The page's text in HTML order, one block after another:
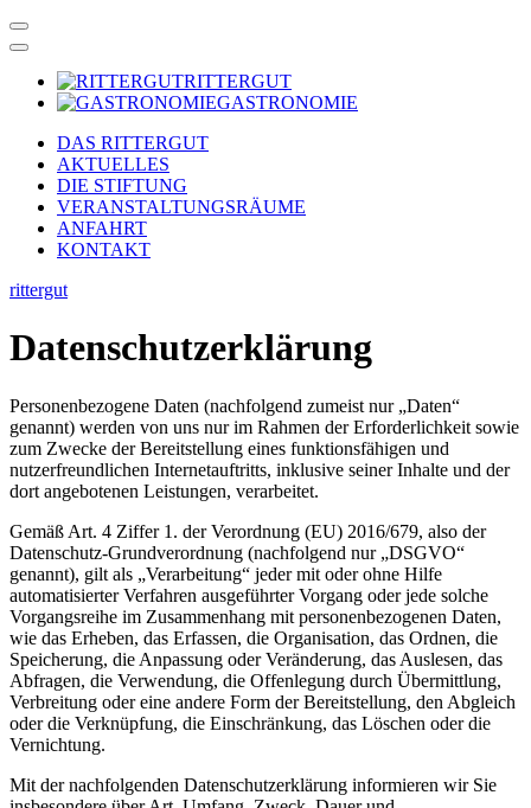
RITTERGUT
GASTRONOMIE
DAS RITTERGUT
AKTUELLES
DIE STIFTUNG
VERANSTALTUNGSRÄUME
ANFAHRT
KONTAKT
rittergut
Datenschutzerklärung
Personenbezogene Daten (nachfolgend zumeist nur „Daten“
genannt) werden von uns nur im Rahmen der Erforderlichkeit sowie
zum Zwecke der Bereitstellung eines funktionsfähigen und
nutzerfreundlichen Internetauftritts, inklusive seiner Inhalte und der
dort angebotenen Leistungen, verarbeitet.
Gemäß Art. 4 Ziffer 1. der Verordnung (EU) 2016/679, also der
Datenschutz-Grundverordnung (nachfolgend nur „DSGVO“
genannt), gilt als „Verarbeitung“ jeder mit oder ohne Hilfe
automatisierter Verfahren ausgeführter Vorgang oder jede solche
Vorgangsreihe im Zusammenhang mit personenbezogenen Daten,
wie das Erheben, das Erfassen, die Organisation, das Ordnen, die
Speicherung, die Anpassung oder Veränderung, das Auslesen, das
Abfragen, die Verwendung, die Offenlegung durch Übermittlung,
Verbreitung oder eine andere Form der Bereitstellung, den Abgleich
oder die Verknüpfung, die Einschränkung, das Löschen oder die
Vernichtung.
Mit der nachfolgenden Datenschutzerklärung informieren wir Sie